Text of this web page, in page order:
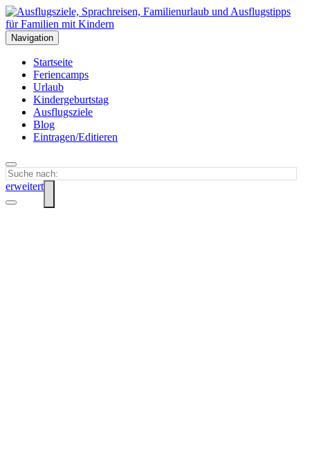
Navigation
Startseite
Feriencamps
Urlaub
Kindergeburtstag
Ausflugsziele
Blog
Eintragen/Editieren
erweitert